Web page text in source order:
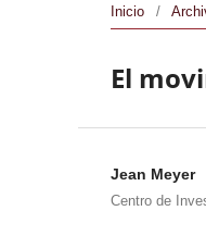
Inicio /
El
Jean Meyer
Centro de